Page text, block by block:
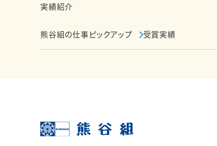
実績紹介
熊谷組の仕事ピックアップ 受賞実績